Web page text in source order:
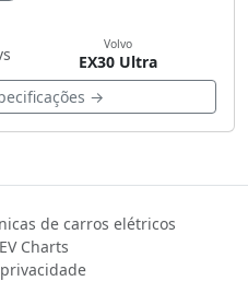
Volvo
EX30 Ultra
→
de carros elétricos
Charts